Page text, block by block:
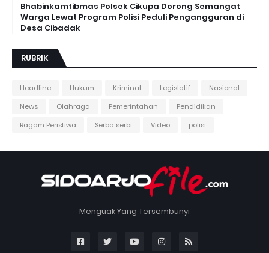
Bhabinkamtibmas Polsek Cikupa Dorong Semangat
Warga Lewat Program Polisi Peduli Pengangguran di
Desa Cibadak
RUBRIK
Headline Hukum Kriminal Legislatif
Nasional
News
Olahraga Pemerintahan
Pendidikan
Ragam Peristiwa
Serba serbi Video polisi
Menguak Yang Tersembunyi